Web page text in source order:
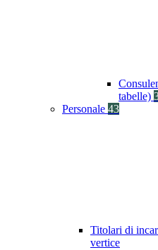
tabelle)
Personale 43
Titolari di
vertice